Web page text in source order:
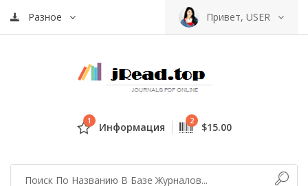
Разное Привет, USER
1 Информация 2 $15.00